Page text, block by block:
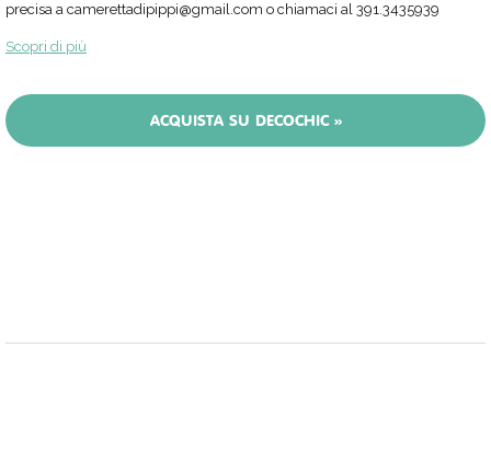
precisa a camerettadipippi@gmail.com o chiamaci al 391.3435939
Scopri di più
ACQUISTA SU DECOCHIC »